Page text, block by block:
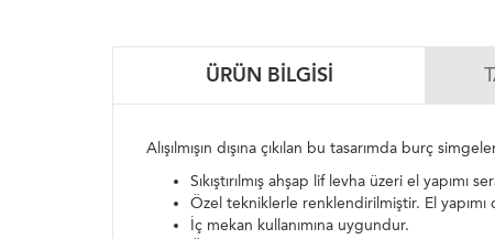
ÜRÜN BILGISI
Alışılmışın dışına çıkılan bu tasarımda burç
Sıkıştırılmış ahşap lif levha üzeri el yapımı
Özel tekniklerle renklendirilmiştir. El
İç mekan kullanımına uygundur.